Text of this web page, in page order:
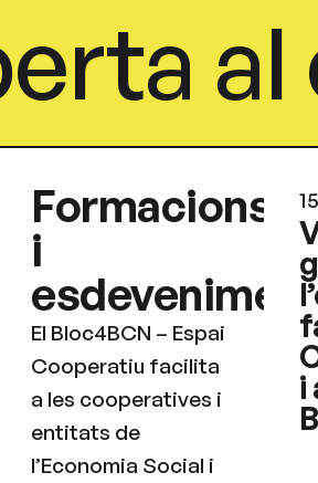
al
Formacions
i
El Bloc4BCN – Espai
Cooperatiu facilita
a les cooperatives i
entitats de
l’Economia Social i
i